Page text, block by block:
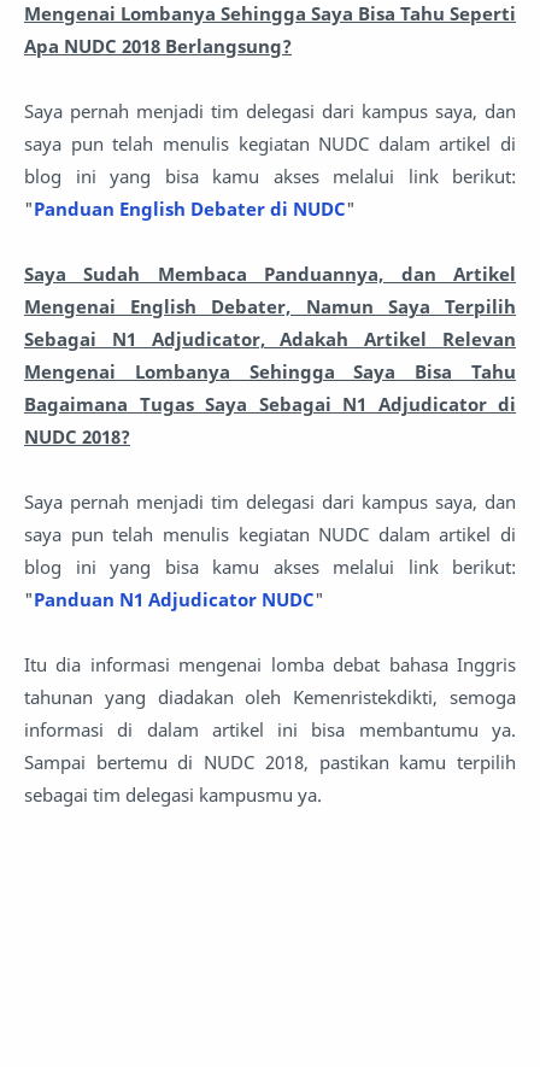
Mengenai Lombanya Sehingga Saya Bisa Tahu Seperti
Apa NUDC 2018 Berlangsung?
Saya pernah menjadi tim delegasi dari kampus saya, dan
saya pun telah menulis kegiatan NUDC dalam artikel di
blog ini yang bisa kamu akses melalui link berikut:
"Panduan English Debater di NUDC"
Saya Sudah Membaca Panduannya, dan Artikel
Mengenai English Debater, Namun Saya Terpilih
Sebagai N1 Adjudicator, Adakah Artikel Relevan
Mengenai Lombanya Sehingga Saya Bisa Tahu
Bagaimana Tugas Saya Sebagai N1 Adjudicator di
NUDC 2018?
Saya pernah menjadi tim delegasi dari kampus saya, dan
saya pun telah menulis kegiatan NUDC dalam artikel di
blog ini yang bisa kamu akses melalui link berikut:
"Panduan N1 Adjudicator NUDC"
Itu dia informasi mengenai lomba debat bahasa Inggris
tahunan yang diadakan oleh Kemenristekdikti, semoga
informasi di dalam artikel ini bisa membantumu ya.
Sampai bertemu di NUDC 2018, pastikan kamu terpilih
sebagai tim delegasi kampusmu ya.